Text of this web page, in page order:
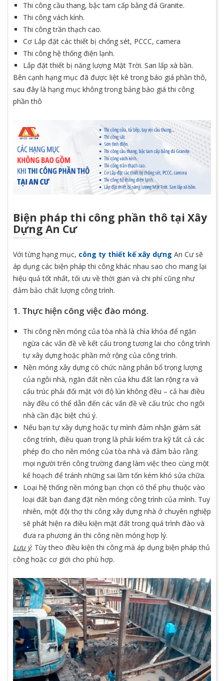
Thi công cầu thang, bậc tam cấp bằng đá Granite.
Thi công vách kính.
Thi công trần thạch cao.
Cơ Lắp đặt các thiết bị chống sét, PCCC, camera
Thi công hệ thống điện lạnh.
Lắp đặt thiết bị năng lượng Mặt Trời. San lấp xà bần.
Bên cạnh hạng mục đã được liệt kê trong báo giá phần thô,
sau đây là hạng mục không trong bảng báo giá thi công
phần thô
Biện pháp thi công phần thô tại Xây
Dựng An Cư
Với từng hạng mục, công ty thiết kế xây dựng An Cư sẽ
áp dụng các biện pháp thi công khác nhau sao cho mang lại
hiệu quả tốt nhất, tối ưu về thời gian và chi phí cũng như
đảm bảo chất lượng công trình.
1. Thực hiện công việc đào móng.
Thi công nền móng của tòa nhà là chìa khóa để ngăn
ngừa các vấn đề về kết cấu trong tương lai cho công trình
tự xây dựng hoặc phần mở rộng của công trình.
Nền móng xây dựng có chức năng phân bổ trọng lượng
của ngôi nhà, ngăn đất nền của khu đất lan rộng ra và
cấu trúc phải đối mặt với độ lún không đều – cả hai điều
này đều có thể dẫn đến các vấn đề về cấu trúc cho ngôi
nhà cần đặc biệt chú ý.
Nếu bạn tự xây dựng hoặc tự mình đảm nhận giám sát
công trình, điều quan trọng là phải kiểm tra kỹ tất cả các
phép đo cho nền móng của tòa nhà và đảm bảo rằng
mọi người trên công trường đang làm việc theo cùng một
kế hoạch để tránh những sai lầm tốn kém khó sửa chữa.
Loại hệ thống nền móng bạn chọn có thể phụ thuộc vào
loại đất bạn đang đặt nền móng công trình của mình. Tuy
nhiên, một đội thợ thi công xây dựng nhà ở chuyên nghiệp
sẽ phát hiện ra điều kiện mặt đất trong quá trình đào và
đưa ra phương án thi công nền móng hợp lý.
Lưu ý: Tùy theo điều kiện thi công mà áp dụng biện pháp thủ
công hoặc cơ giới cho phù hợp.